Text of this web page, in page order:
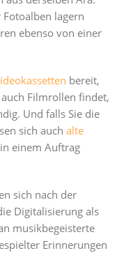
lagern
ebenso von einer
bereit,
auch Filmrollen findet,
Und falls Sie die
sich auch alte
in einem Auftrag
sich nach der
Digitalisierung als
musikbegeisterte
Erinnerungen